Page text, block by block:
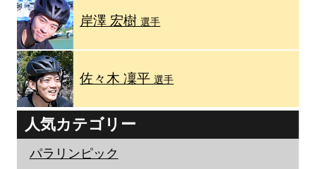
岸澤 宏樹選手
佐々木 凜平選手
人気カテゴリー
パラリンピック